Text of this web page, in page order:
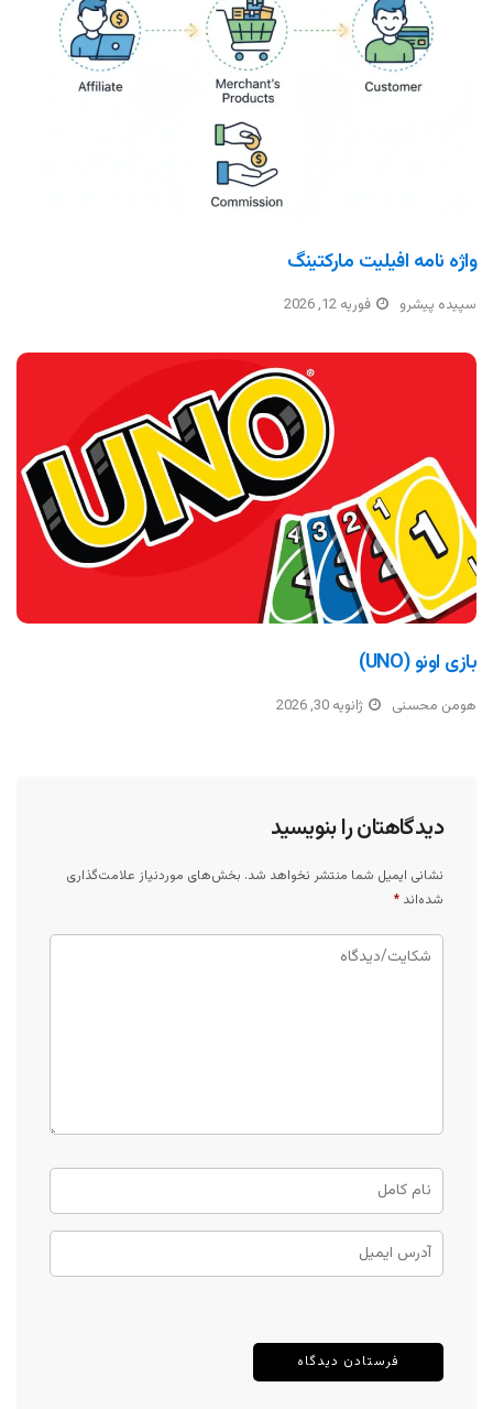
واژه نامه افیلیت مارکتینگ
سپیده پیشرو فوریه 12, 2026
بازی اونو (UNO)
هومن محسنی ژانویه 30, 2026
دیدگاهتان را بنویسید
نشانی ایمیل شما منتشر نخواهد شد. بخش‌های موردنیاز علامت‌گذاری
شده‌اند *